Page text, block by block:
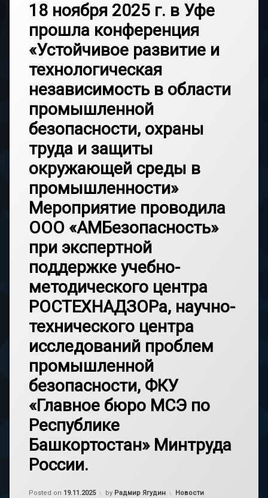
18 ноября 2025 г. в Уфе
прошла конференция
«Устойчивое развитие и
технологическая
независимость в области
промышленной
безопасности, охраны
труда и защиты
окружающей среды в
промышленности»
Мероприятие проводила
ООО «АМБезопасность»
при экспертной
поддержке учебно-
методического центра
РОСТЕХНАДЗОРа, научно-
технического центра
исследований проблем
промышленной
безопасности, ФКУ
«Главное бюро МСЭ по
Республике
Башкортостан» Минтруда
России.
Posted on 19.11.2025
Обновлено на 19.11.2025
by Радмир Ягудин Категории:
Новости